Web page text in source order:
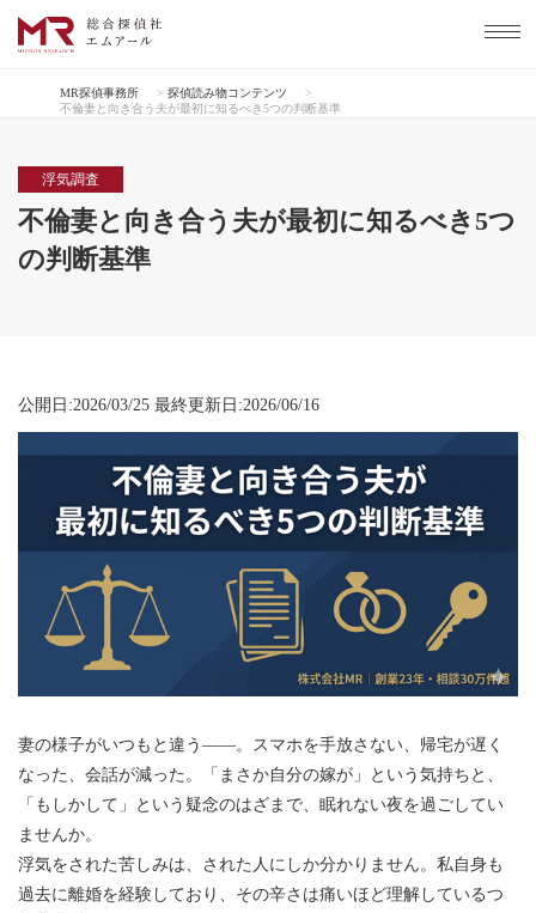
MR探偵事務所 > 探偵読み物コンテンツ
>
不倫妻と向き合う夫が最初に知るべき5つの判断基準
浮気調査
不倫妻と向き合う夫が最初に知るべき5つ
の判断基準
公開日:2026/03/25 最終更新日:2026/06/16
妻の様子がいつもと違う——。スマホを手放さない、帰宅が遅く
なった、会話が減った。「まさか自分の嫁が」という気持ちと、
「もしかして」という疑念のはざまで、眠れない夜を過ごしてい
ませんか。
浮気をされた苦しみは、された人にしか分かりません。私自身も
過去に離婚を経験しており、その辛さは痛いほど理解しているつ